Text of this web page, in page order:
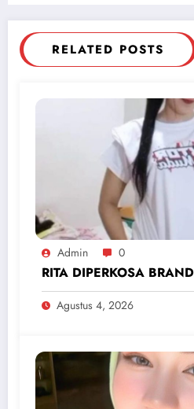
RELATED POSTS
Admin 0
RITA DIPERKOSA
Agustus 4, 2026